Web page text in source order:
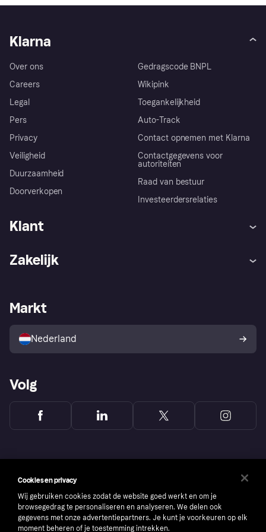
Klarna
Over ons
Careers
Legal
Pers
Privacy
Veiligheid
Duurzaamheid
Doorverkopen
Gedragscode BNPL
Wikipink
Toegankelijkheid
Auto-Track
Contact opnemen met Klarna
Contactgegevens voor
autoriteiten
Raad van bestuur
Investeerdersrelaties
Klant
Winkeloverzicht
Kopersbescherming voor
consumenten
Zakelijk
Zakelijke login
Markt
Nederland
Volg
Cookies en privacy
Wij gebruiken cookies zodat de website goed werkt en om je
browsegedrag te personaliseren en analyseren. We delen ook
gegevens met onze advertentiepartners. Je kunt je voorkeuren op elk
moment beheren of je toestemming intrekken.